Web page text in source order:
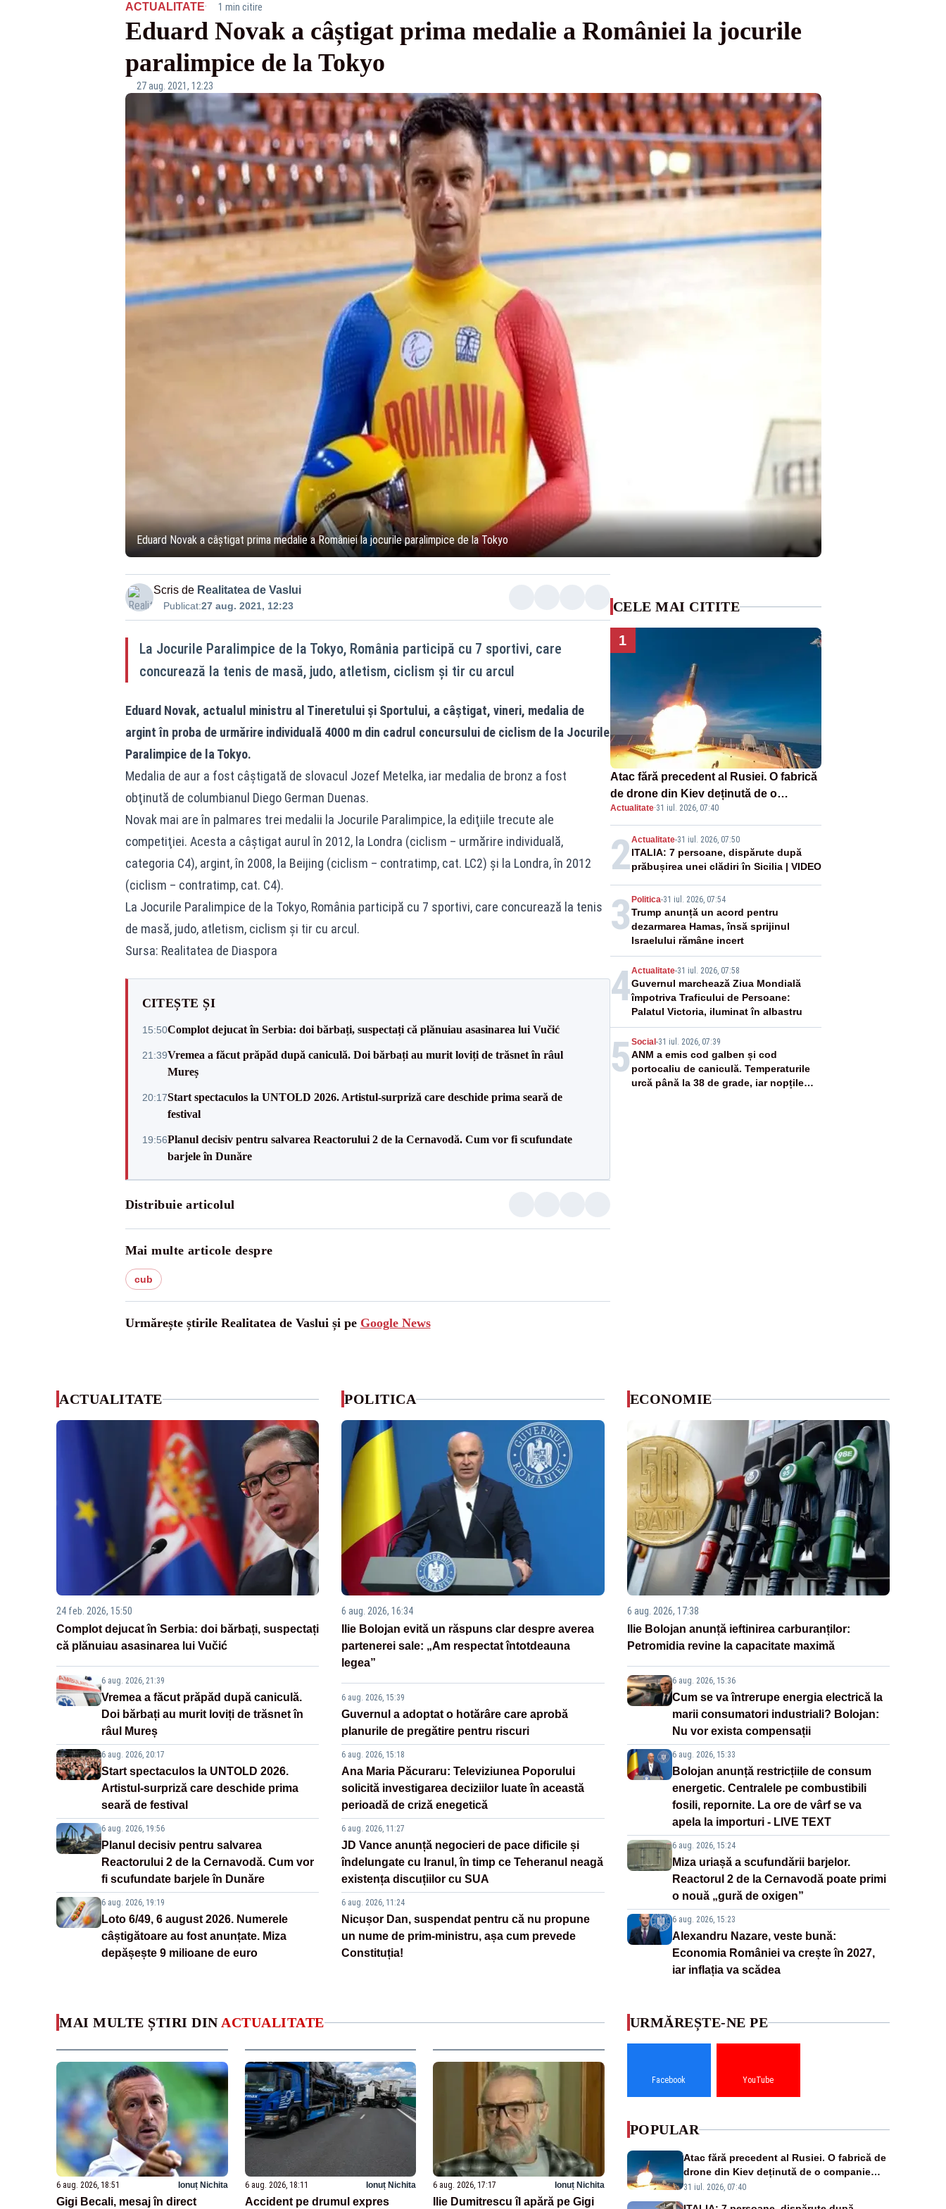
ACTUALITATE· 1 min citire
Eduard Novak a câștigat prima medalie a României la jocurile
paralimpice de la Tokyo
27 aug. 2021, 12:23
Eduard Novak a câștigat prima medalie a României la jocurile paralimpice de la Tokyo
Scris de Realitatea de Vaslui
Publicat:27 aug. 2021, 12:23
La Jocurile Paralimpice de la Tokyo, România participă cu 7 sportivi, care
concurează la tenis de masă, judo, atletism, ciclism şi tir cu arcul
Eduard Novak, actualul ministru al Tineretului şi Sportului, a câștigat, vineri, medalia de
argint în proba de urmărire individuală 4000 m din cadrul concursului de ciclism de la Jocurile
Paralimpice de la Tokyo.
Medalia de aur a fost câștigată de slovacul Jozef Metelka, iar medalia de bronz a fost
obţinută de columbianul Diego German Duenas.
Novak mai are în palmares trei medalii la Jocurile Paralimpice, la ediţiile trecute ale
competiţiei. Acesta a câștigat aurul în 2012, la Londra (ciclism – urmărire individuală,
categoria C4), argint, în 2008, la Beijing (ciclism – contratimp, cat. LC2) şi la Londra, în 2012
(ciclism – contratimp, cat. C4).
La Jocurile Paralimpice de la Tokyo, România participă cu 7 sportivi, care concurează la tenis
de masă, judo, atletism, ciclism şi tir cu arcul.
Sursa: Realitatea de Diaspora
CITEȘTE ȘI
15:50Complot dejucat în Serbia: doi bărbați, suspectați că plănuiau asasinarea lui Vučić
21:39Vremea a făcut prăpăd după caniculă. Doi bărbați au murit loviți de trăsnet în râul
Mureș
20:17Start spectaculos la UNTOLD 2026. Artistul-surpriză care deschide prima seară de
festival
19:56Planul decisiv pentru salvarea Reactorului 2 de la Cernavodă. Cum vor fi scufundate
barjele în Dunăre
Distribuie articolul
Mai multe articole despre
cub
Urmărește știrile Realitatea de Vaslui și pe Google News
CELE MAI CITITE
1
Atac fără precedent al Rusiei. O fabrică
de drone din Kiev deținută de o
companie americană, distrusă de o
rachetă rusească
Actualitate·31 iul. 2026, 07:40
2Actualitate-31 iul. 2026, 07:50
ITALIA: 7 persoane, dispărute după
prăbușirea unei clădiri în Sicilia | VIDEO
3 Politica-31 iul. 2026, 07:54
Trump anunță un acord pentru
dezarmarea Hamas, însă sprijinul
Israelului rămâne incert
4Actualitate-31 iul. 2026, 07:58
Guvernul marchează Ziua Mondială
împotriva Traficului de Persoane:
Palatul Victoria, iluminat în albastru
5 Social -31 iul. 2026, 07:39
ANM a emis cod galben și cod
portocaliu de caniculă. Temperaturile
urcă până la 38 de grade, iar nopțile
ACTUALITATE
24 feb. 2026, 15:50
Complot dejucat în Serbia: doi bărbați, suspectați
că plănuiau asasinarea lui Vučić
6 aug. 2026, 21:39
Vremea a făcut prăpăd după caniculă.
Doi bărbați au murit loviți de trăsnet în
râul Mureș
6 aug. 2026, 20:17
Start spectaculos la UNTOLD 2026.
Artistul-surpriză care deschide prima
seară de festival
6 aug. 2026, 19:56
Planul decisiv pentru salvarea
Reactorului 2 de la Cernavodă. Cum vor
fi scufundate barjele în Dunăre
6 aug. 2026, 19:19
Loto 6/49, 6 august 2026. Numerele
câștigătoare au fost anunțate. Miza
depășește 9 milioane de euro
POLITICA
6 aug. 2026, 16:34
Ilie Bolojan evită un răspuns clar despre averea
partenerei sale: „Am respectat întotdeauna
legea”
6 aug. 2026, 15:39
Guvernul a adoptat o hotărâre care aprobă
planurile de pregătire pentru riscuri
6 aug. 2026, 15:18
Ana Maria Păcuraru: Televiziunea Poporului
solicită investigarea deciziilor luate în această
perioadă de criză enegetică
6 aug. 2026, 11:27
JD Vance anunță negocieri de pace dificile și
îndelungate cu Iranul, în timp ce Teheranul neagă
existența discuțiilor cu SUA
6 aug. 2026, 11:24
Nicușor Dan, suspendat pentru că nu propune
un nume de prim-ministru, așa cum prevede
Constituția!
ECONOMIE
6 aug. 2026, 17:38
Ilie Bolojan anunță ieftinirea carburanților:
Petromidia revine la capacitate maximă
6 aug. 2026, 15:36
Cum se va întrerupe energia electrică la
marii consumatori industriali? Bolojan:
Nu vor exista compensații
6 aug. 2026, 15:33
Bolojan anunță restricțiile de consum
energetic. Centralele pe combustibili
fosili, repornite. La ore de vârf se va
apela la importuri - LIVE TEXT
6 aug. 2026, 15:24
Miza uriașă a scufundării barjelor.
Reactorul 2 de la Cernavodă poate primi
o nouă „gură de oxigen”
6 aug. 2026, 15:23
Alexandru Nazare, veste bună:
Economia României va crește în 2027,
iar inflația va scădea
MAI MULTE ȘTIRI DIN ACTUALITATE
6 aug. 2026, 18:51 Ionuț Nichita
Gigi Becali, mesaj în direct
6 aug. 2026, 18:11 Ionuț Nichita
Accident pe drumul expres
6 aug. 2026, 17:17 Ionuț Nichita
Ilie Dumitrescu îl apără pe Gigi
URMĂREȘTE-NE PE
Facebook YouTube
POPULAR
Atac fără precedent al Rusiei. O fabrică de
drone din Kiev deținută de o companie
americană, distrusă de o rachetă rusească
31 iul. 2026, 07:40